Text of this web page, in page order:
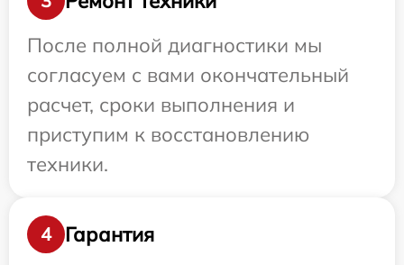
После полной диагностики мы
согласуем с вами окончательный
расчет, сроки выполнения и
приступим к восстановлению
техники.
4
Гарантия